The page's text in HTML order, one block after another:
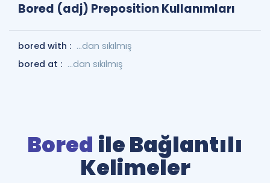
Bored (adj) Preposition Kullanımları
bored with : ...dan sıkılmış
bored at : ...dan sıkılmış
Bored ile Bağlantılı
Kelimeler